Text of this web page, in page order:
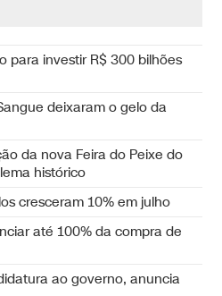
para investir R$ 300 bilhões
deixaram o gelo da
da nova Feira do Peixe do
histórico
cresceram 10% em julho
até 100% da compra de
ao governo, anuncia